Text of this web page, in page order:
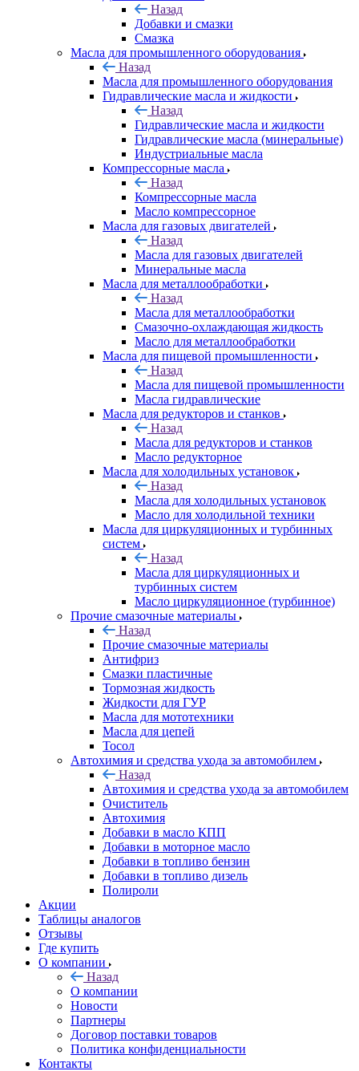
Назад
Добавки и смазки
Смазка
Масла для промышленного оборудования
Назад
Масла для промышленного оборудования
Гидравлические масла и жидкости
Назад
Гидравлические масла и жидкости
Гидравлические масла (минеральные)
Индустриальные масла
Компрессорные масла
Назад
Компрессорные масла
Масло компрессорное
Масла для газовых двигателей
Назад
Масла для газовых двигателей
Минеральные масла
Масла для металлообработки
Назад
Масла для металлообработки
Смазочно-охлаждающая жидкость
Масло для металлообработки
Масла для пищевой промышленности
Назад
Масла для пищевой промышленности
Масла гидравлические
Масла для редукторов и станков
Назад
Масла для редукторов и станков
Масло редукторное
Масла для холодильных установок
Назад
Масла для холодильных установок
Масло для холодильной техники
Масла для циркуляционных и турбинных
систем
Назад
Масла для циркуляционных и
турбинных систем
Масло циркуляционное (турбинное)
Прочие смазочные материалы
Назад
Прочие смазочные материалы
Антифриз
Смазки пластичные
Тормозная жидкость
Жидкости для ГУР
Масла для мототехники
Масла для цепей
Тосол
Автохимия и средства ухода за автомобилем
Назад
Автохимия и средства ухода за автомобилем
Очиститель
Автохимия
Добавки в масло КПП
Добавки в моторное масло
Добавки в топливо бензин
Добавки в топливо дизель
Полироли
Акции
Таблицы аналогов
Отзывы
Где купить
О компании
Назад
О компании
Новости
Партнеры
Договор поставки товаров
Политика конфиденциальности
Контакты